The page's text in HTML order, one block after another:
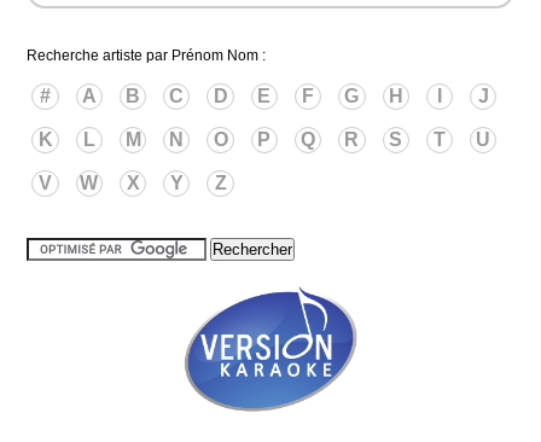
Recherche artiste par Prénom Nom :
# A B C D E F G H J
K L M N O P Q R S T U
V W X Y Z